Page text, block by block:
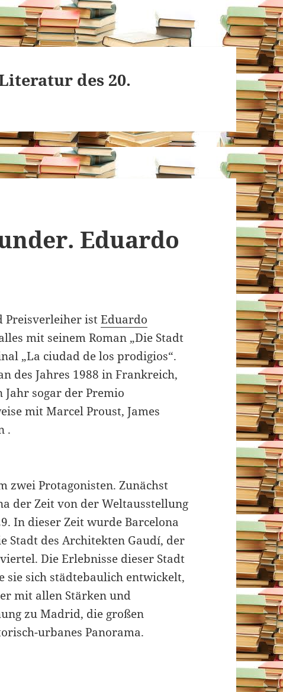
des 20.
Eduardo
Preisverleiher istEduardo
mit seinem Roman „Die Stadt
„La ciudad de los prodigios“.
des Jahres 1988 in Frankreich,
Jahr sogar der Premio
mit Marcel Proust, James
.
zwei Protagonisten. Zunächst
der Zeit von der Weltausstellung
In dieser Zeit wurde Barcelona
Stadt des Architekten Gaudí, der
Die Erlebnisse dieser Stadt
sie sich städtebaulich entwickelt,
mit allen Stärken und
zu Madrid, die großen
urbanes Panorama.